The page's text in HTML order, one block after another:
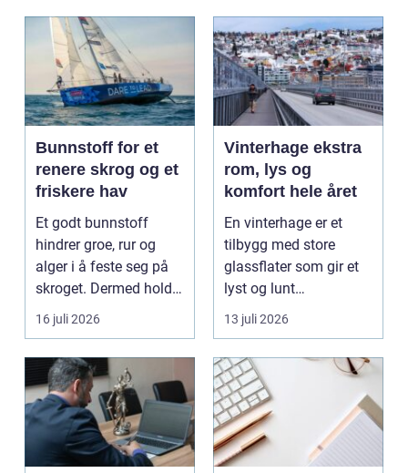
Bunnstoff for et
renere skrog og et
friskere hav
Et godt bunnstoff
hindrer groe, rur og
alger i å feste seg på
skroget. Dermed holder
båten bedre far...
16 juli 2026
Vinterhage ekstra
rom, lys og
komfort hele året
En vinterhage er et
tilbygg med store
glassflater som gir et
lyst og lunt
oppholdsrom nær
hagen, ogs...
13 juli 2026